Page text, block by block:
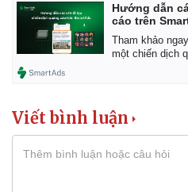
Hướng dẫn
cáo trên
Tham khảo
một chiến dịch
Viết bình luận